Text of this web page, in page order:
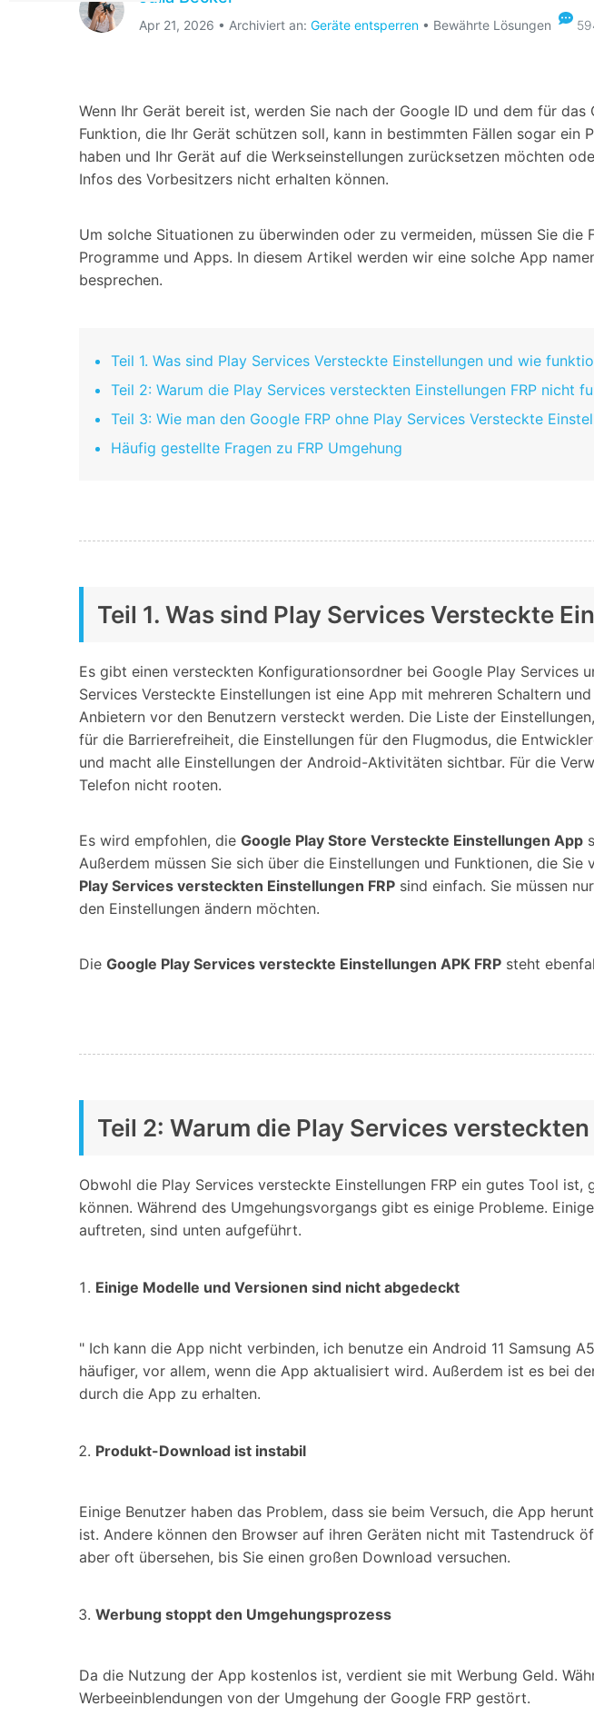
Alle
Android-Systemreparatur
iOS-Systemreparatur
Jetzt online starten
WhatsApp Business-Übertragung
Expertentipps und aktuelle
Neuigkeiten rund um
Mobiltelefone.
Entsperrtools abschneidet.
Jetzt online starten
Apr 21, 2026 • Archiviert an: Geräte entsperren • Bewährte Lösungen
Wenn Ihr Gerät bereit ist, werden Sie nach der Google ID und dem für
Funktion, die Ihr Gerät schützen soll, kann in bestimmten Fällen sogar
haben und Ihr Gerät auf die Werkseinstellungen zurücksetzen möchten
Infos des Vorbesitzers nicht erhalten können.
Um solche Situationen zu überwinden oder zu vermeiden, müssen Sie
Programme und Apps. In diesem Artikel werden wir eine solche App
besprechen.
Teil 1. Was sind Play Services Versteckte Einstellungen und wie
Teil 2: Warum die Play Services versteckten Einstellungen FRP nicht
Teil 3: Wie man den Google FRP ohne Play Services Versteckte
Häufig gestellte Fragen zu FRP Umgehung
Teil 1. Was sind Play Services Versteckte
Es gibt einen versteckten Konfigurationsordner bei Google Play Services
Services Versteckte Einstellungen ist eine App mit mehreren Schaltern
Anbietern vor den Benutzern versteckt werden. Die Liste der
für die Barrierefreiheit, die Einstellungen für den Flugmodus, die
und macht alle Einstellungen der Android-Aktivitäten sichtbar. Für die
Telefon nicht rooten.
Es wird empfohlen, die Google Play Store Versteckte Einstellungen App
Außerdem müssen Sie sich über die Einstellungen und Funktionen, die
Play Services versteckten Einstellungen FRP sind einfach. Sie müssen
den Einstellungen ändern möchten.
Die Google Play Services versteckte Einstellungen APK FRP steht
Teil 2: Warum die Play Services
Obwohl die Play Services versteckte Einstellungen FRP ein gutes Tool
können. Während des Umgehungsvorgangs gibt es einige Probleme.
auftreten, sind unten aufgeführt.
Einige Modelle und Versionen sind nicht abgedeckt
" Ich kann die App nicht verbinden, ich benutze ein Android 11 Samsung
häufiger, vor allem, wenn die App aktualisiert wird. Außerdem ist es bei
durch die App zu erhalten.
Produkt-Download ist instabil
Einige Benutzer haben das Problem, dass sie beim Versuch, die App
ist. Andere können den Browser auf ihren Geräten nicht mit Tastendruck
aber oft übersehen, bis Sie einen großen Download versuchen.
Werbung stoppt den Umgehungsprozess
Da die Nutzung der App kostenlos ist, verdient sie mit Werbung Geld.
Werbeeinblendungen von der Umgehung der Google FRP gestört.